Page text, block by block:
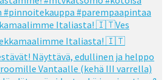
Italiasta! 🇮🇹Ves